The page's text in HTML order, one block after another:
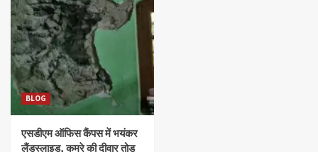
BLOG
एसडीएम ऑफिस कैंपस में भयंकर
लैंडस्लाइड, कमरे की दीवार तोड़